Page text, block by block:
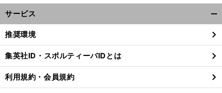
サービス
閉
る
推奨環境
集英社ID・スポルティーバIDとは
利用規約・会員規約